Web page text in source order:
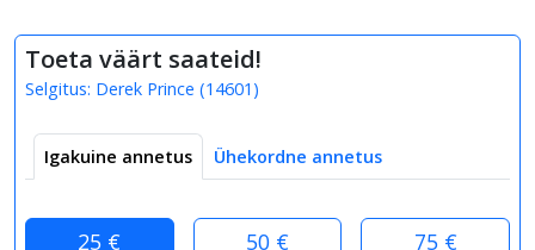
Toeta väärt saateid!
Selgitus: Derek Prince (14601 )
Igakuine annetus Ühekordne annetus
25 € 50 € 75 €